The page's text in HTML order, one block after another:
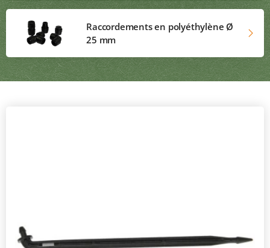
Raccordements en polyéthylène Ø
25 mm